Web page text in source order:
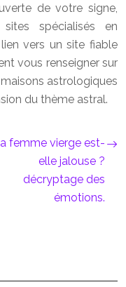
de votre signe,
spécialisés en
vers un site fiable
vous renseigner sur
astrologiques
du thème astral.
femme vierge est-
elle jalouse ?
décryptage des
émotions.